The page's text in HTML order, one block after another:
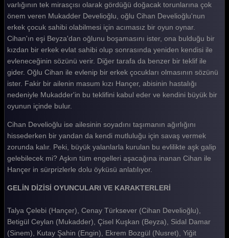
Gelin 122. Bölüm
Gelin 121. Bölüm
Gelin 120. Bölüm
Gelin 119. Bölüm
Gelin 118. Bölüm
Gelin 117. Bölüm
Gelin 115. Bölüm
Gelin 114. Bölüm
Gelin 113. Bölüm
Gelin 112. Bölüm
Gelin 111. Bölüm
Gelin 110. Bölüm
varlığının tek mirasçısı olarak gördüğü doğacak torunlarına çok
önem veren Mukadder Develioğlu, oğlu Cihan Develioğlu'nun
erkek çocuk sahibi olabilmesi için acımasız bir oyun oynar.
Cihan'ın eşi Beyza'dan oğlunu boşamasını ister, ona bulduğu bir
kızdan bir erkek evlat sahibi olup sonrasında yeniden kendisi ile
evleneceğinin sözünü verir. Diğer tarafa da benzer bir teklif ile
gider. Oğlu Cihan ile evlenip bir erkek çocukları olmasının sözünü
ister. Fakir bir ailenin masum kızı Hançer, abisinin hastalığı
nedeniyle Mukadder'in bu teklifini kabul eder ve kendini büyük bir
oyunun içinde bulur.
Cihan Develioğlu ise ailesinin soyadını taşımanın ağırlığını
hissederken bir yandan da kendi mutluluğu için savaş vermek
zorunda kalır. Peki, büyük yalanlarla kurulan bu evlilikte aşk galip
gelebilecek mi? Aşkın tüm engelleri aşacağına inanan Cihan ile
Hançer in sürprizlerle dolu öyküsü anlatılıyor.
GELİN DİZİSİ OYUNCULARI VE KARAKTERLERİ
Talya Çelebi (Hançer), Cenay Türksever (Cihan Develioğlu),
Betigül Ceylan (Mukadder), Çisel Kuşkan (Beyza), Sidal Damar
(Sinem), Kutay Şahin (Engin), Ekrem Bozgül (Nusret), Yiğit